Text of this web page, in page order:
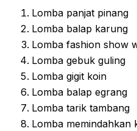
Lomba panjat pinang
Lomba balap karung
Lomba fashion show
Lomba gebuk guling
Lomba gigit koin
Lomba balap egrang
Lomba tarik tambang
Lomba memindahkan